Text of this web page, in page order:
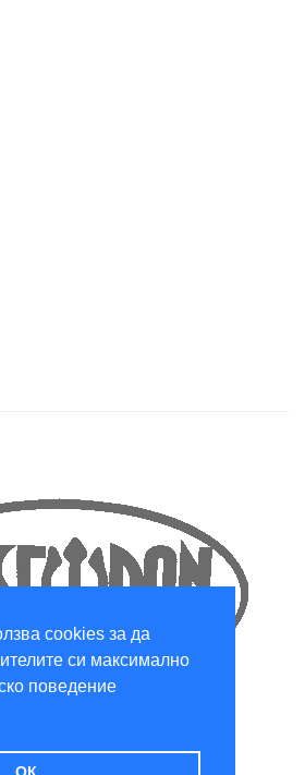
cookies за да
си максимално
поведение